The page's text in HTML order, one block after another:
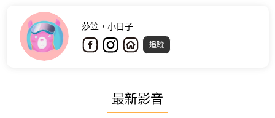
莎笠，小日子
追蹤
最新影音